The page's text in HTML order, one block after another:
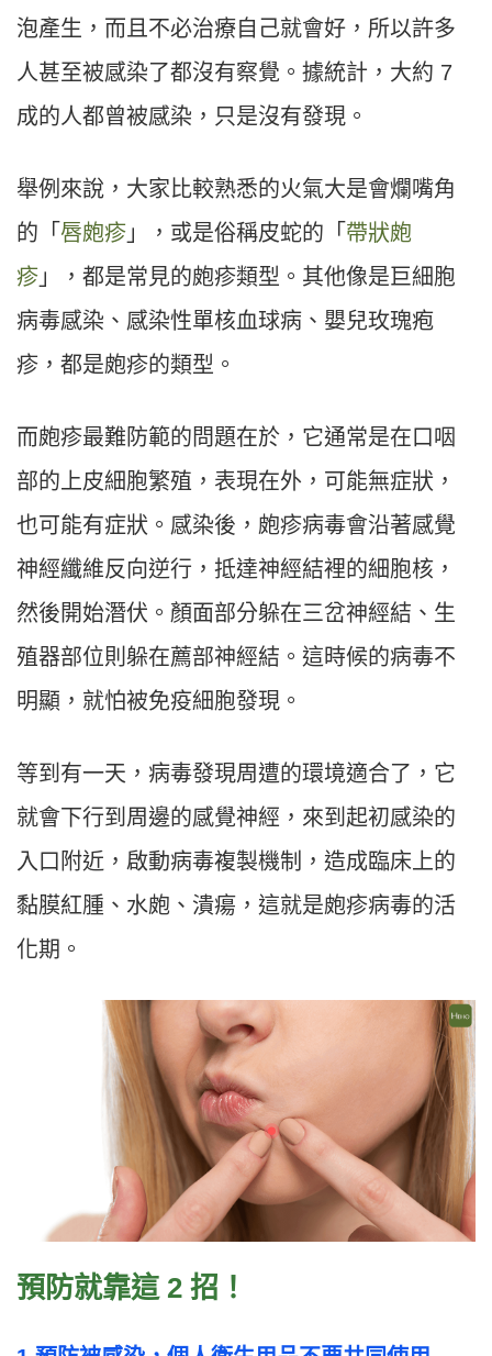
泡產生，而且不必治療自己就會好，所以許多
人甚至被感染了都沒有察覺。據統計，大約 7
成的人都曾被感染，只是沒有發現。
舉例來說，大家比較熟悉的火氣大是會爛嘴角
的「 唇皰疹 」，或是俗稱皮蛇的「 帶狀皰
疹 」，都是常見的皰疹類型。其他像是巨細胞
病毒感染、感染性單核血球病、嬰兒玫瑰疱
疹，都是皰疹的類型。
而皰疹最難防範的問題在於，它通常是在口咽
部的上皮細胞繁殖，表現在外，可能無症狀，
也可能有症狀。感染後，皰疹病毒會沿著感覺
神經纖維反向逆行，抵達神經結裡的細胞核，
然後開始潛伏。顏面部分躲在三岔神經結、生
殖器部位則躲在薦部神經結。這時候的病毒不
明顯，就怕被免疫細胞發現。
等到有一天，病毒發現周遭的環境適合了，它
就會下行到周邊的感覺神經，來到起初感染的
入口附近，啟動病毒複製機制，造成臨床上的
黏膜紅腫、水皰、潰瘍，這就是皰疹病毒的活
化期。
預防就靠這 2 招！